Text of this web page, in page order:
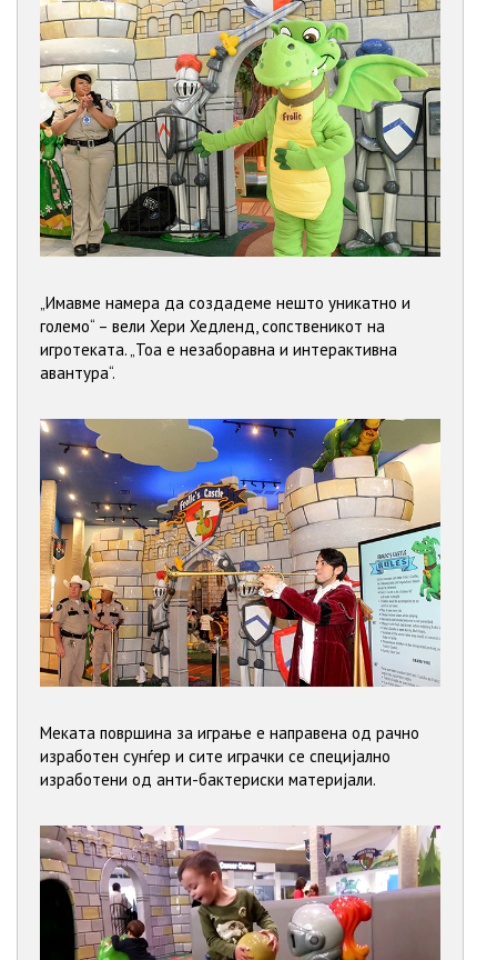
„Имавме намера да создадеме нешто уникатно и
големо“ – вели Хери Хедленд, сопственикот на
игротеката. „Тоа е незаборавна и интерактивна
авантура“.
Меката површина за играње е направена од рачно
изработен сунѓер и сите играчки се специјално
изработени од анти-бактериски материјали.